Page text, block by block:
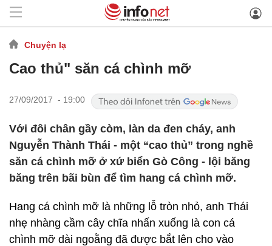
Chuyện lạ
Cao thủ" săn cá chình mỡ
27/09/2017 - 19:00
Với đôi chân gầy còm, làn da đen cháy, anh
Nguyễn Thành Thái - một “cao thủ” trong nghề
săn cá chình mỡ ở xứ biển Gò Công - lội băng
băng trên bãi bùn để tìm hang cá chình mỡ.
Hang cá chình mỡ là những lỗ tròn nhỏ, anh Thái
nhẹ nhàng cầm cây chĩa nhấn xuống là con cá
chình mỡ dài ngoằng đã được bắt lên cho vào